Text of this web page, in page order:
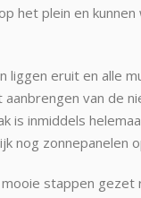
het plein en
eruit en alle
van de
is inmiddels
nog zonnepanelen
stappen gezet